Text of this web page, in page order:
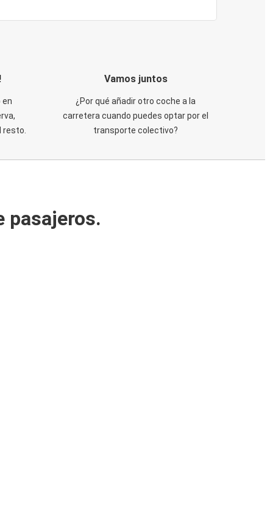
en
Vamos juntos
¿Por qué añadir otro coche a la
carretera cuando puedes optar por el
transporte colectivo?
pasajeros.